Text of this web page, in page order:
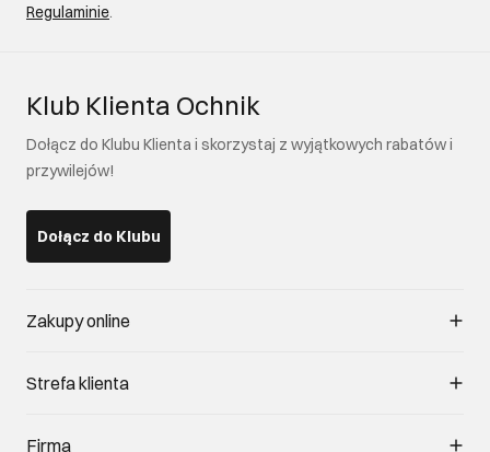
Regulaminie.
Klub Klienta Ochnik
Dołącz do Klubu Klienta i skorzystaj z wyjątkowych rabatów i
przywilejów!
Dołącz do Klubu
Zakupy online
Zarządzaj cookies
Strefa klienta
Klub Klienta
Firma